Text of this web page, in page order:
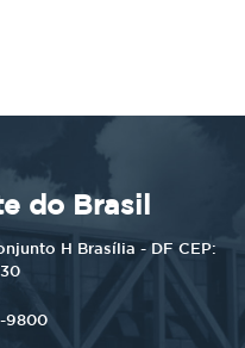
do Brasil
H Brasília - DF CEP:
9800